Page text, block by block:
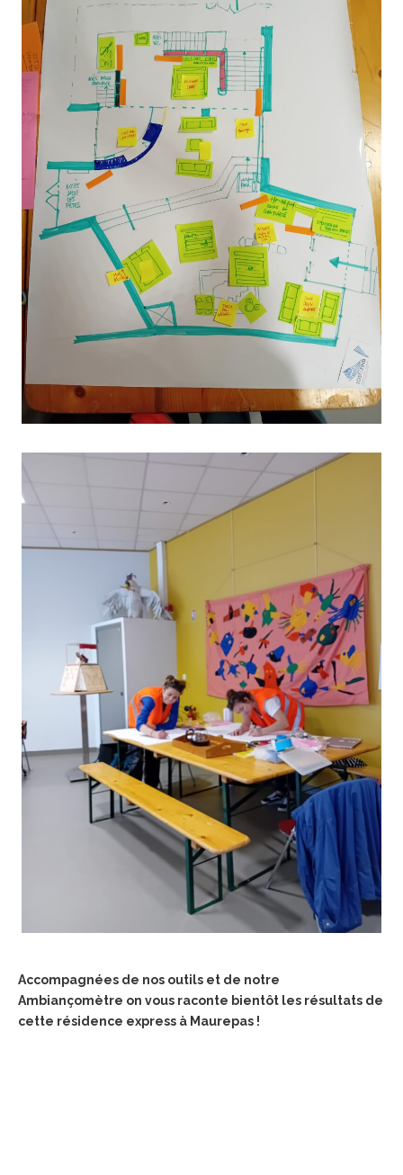
Accompagnées de nos outils et de notre
Ambiançomètre on vous raconte bientôt les résultats de
cette résidence express à Maurepas !